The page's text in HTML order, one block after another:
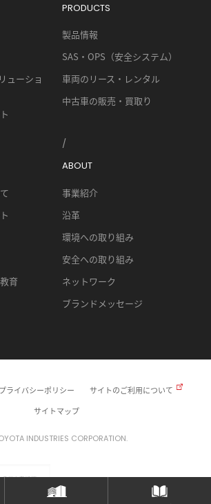
ューショ
PRODUCTS
製品情報
SAS・OPS（安全システム）
車両のリース・レンタル
中古車の販売・買取り
育
ABOUT
事業紹介
沿革
環境への取り組み
安全への取り組み
ネットワーク
ブランドメッセージ
プライバシーポリシー
サイトのご利用について
サイトマップ
INDUSTRIES CORPORATION.